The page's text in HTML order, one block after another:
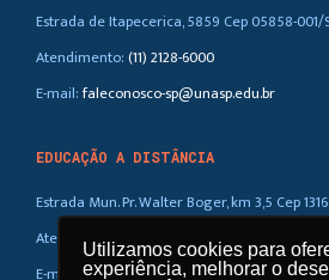
Utilizamos cookies para
experiência, melhorar o
Estrada de Itapecerica, 5859 Cep 05858-001/
Atendimento:(11) 2128-6000
E-mail:faleconosco-sp@unasp.edu.br
EDUCAÇÃO A DISTÂNCIA
Estrada Mun. Pr. Walter Boger, km 3,5 Cep
Atendimento:
(019) 3858-5100 / 0800-770-0323
E-mail: ead@unasp.br